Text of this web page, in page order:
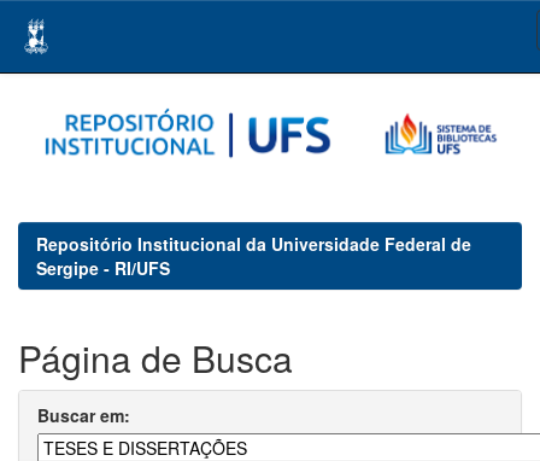
navigation
Repositório Institucional da Universidade Federal de
Sergipe - RI/UFS
Página de Busca
Buscar em: